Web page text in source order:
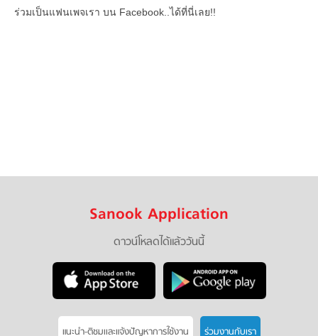
ร่วมเป็นแฟนเพจเรา บน Facebook..ได้ที่นี่เลย!!
Sanook Application
ดาวน์โหลดได้แล้ววันนี้
แนะนำ-ติชมเเละแจ้งปัญหาการใช้งาน ร่วมงานกับเรา